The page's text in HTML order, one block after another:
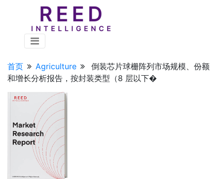
首页 Agriculture
倒装芯片球栅阵列市场规模、份额
和增长分析报告，按封装类型（8 层以下�